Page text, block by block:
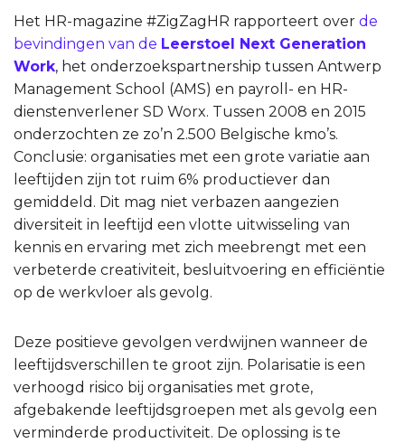
Het HR-magazine #ZigZagHR rapporteert over de
bevindingen van de Leerstoel Next Generation
Work, het onderzoekspartnership tussen Antwerp
Management School (AMS) en payroll- en HR-
dienstenverlener SD Worx. Tussen 2008 en 2015
onderzochten ze zo’n 2.500 Belgische kmo’s.
Conclusie: organisaties met een grote variatie aan
leeftijden zijn tot ruim 6% productiever dan
gemiddeld. Dit mag niet verbazen aangezien
diversiteit in leeftijd een vlotte uitwisseling van
kennis en ervaring met zich meebrengt met een
verbeterde creativiteit, besluitvoering en efficiëntie
op de werkvloer als gevolg.
Deze positieve gevolgen verdwijnen wanneer de
leeftijdsverschillen te groot zijn. Polarisatie is een
verhoogd risico bij organisaties met grote,
afgebakende leeftijdsgroepen met als gevolg een
verminderde productiviteit. De oplossing is te